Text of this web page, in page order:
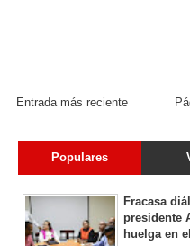
Entrada más reciente
Populares
Fracasa
presidente
huelga en